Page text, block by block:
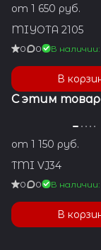
от 1 650 руб.
MIYOTA 2105
0 0 В наличии:
В
С этим
от 1 150 руб.
TMI VJ34
0 0 В наличии:
В